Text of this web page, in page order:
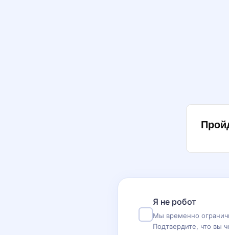
Я не робот
Мы временно
Подтвердите, что вы